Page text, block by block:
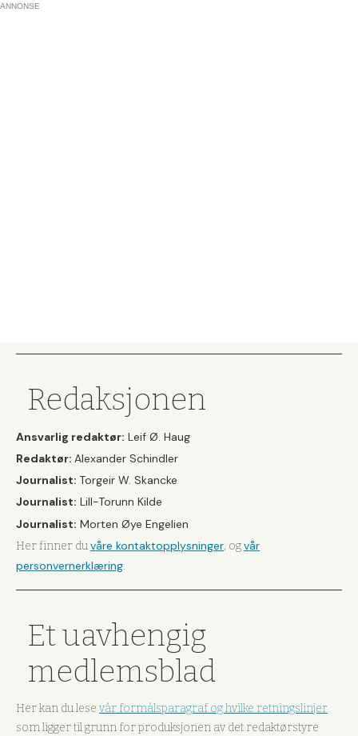
ANNONSE
Redaksjonen
Ansvarlig redaktør: Leif Ø. Haug
Redaktør: Alexander Schindler
Journalist: Torgeir W. Skancke
Journalist: Lill-Torunn Kilde
Journalist: Morten Øye Engelien
Her finner duvåre kontaktopplysninger, ogvår
personvernerklæring.
Et uavhengig
medlemsblad
Her kan du lese vår formålsparagraf og hvilke retningslinjer
som ligger til grunn for produksjonen av det redaktørstyre